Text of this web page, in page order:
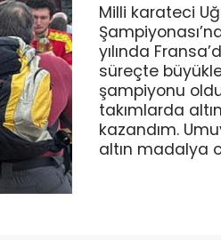
Milli karateci
yılında
süreçte
şampiyonu
takımlarda
kazandım.
altın madalya